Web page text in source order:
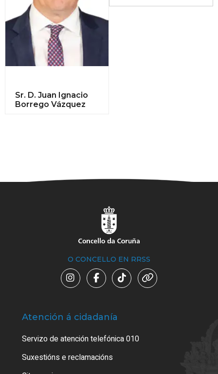
Sr. D. Juan Ignacio
Borrego Vázquez
O CONCELLO EN RRSS
Atención á cidadanía
Servizo de atención telefónica 010
Suxestións e reclamacións